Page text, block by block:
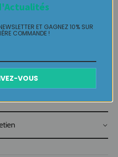
qui l'adopte et s'en pare ….
Désir de Plaire !ET GAGNEZ 10% SUR
COMMANDE !
VOUS